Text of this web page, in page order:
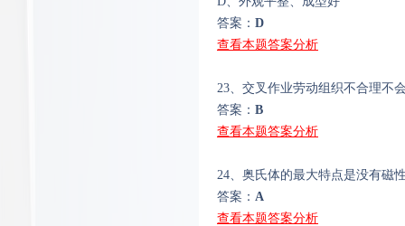
答案： D
查看本题答案分析
23、交叉作业劳动组织不合理不
答案： B
查看本题答案分析
24、奥氏体的最大特点是没有磁
答案： A
查看本题答案分析